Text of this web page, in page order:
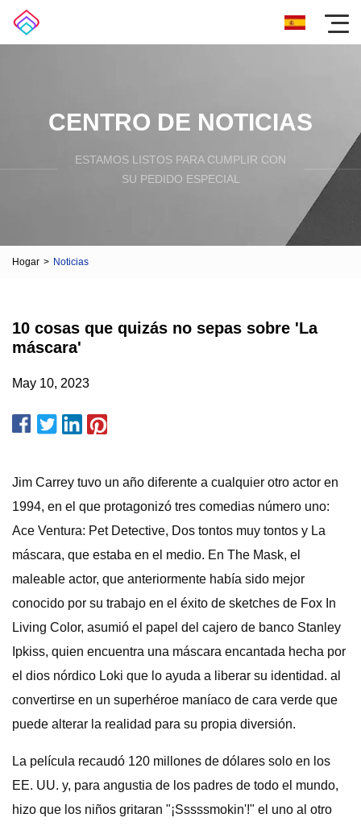
CENTRO DE NOTICIAS
ESTAMOS LISTOS PARA CUMPLIR CON
SU PEDIDO ESPECIAL
Hogar > Noticias
10 cosas que quizás no sepas sobre 'La
máscara'
May 10, 2023
Jim Carrey tuvo un año diferente a cualquier otro actor en
1994, en el que protagonizó tres comedias número uno:
Ace Ventura: Pet Detective, Dos tontos muy tontos y La
máscara, que estaba en el medio. En The Mask, el
maleable actor, que anteriormente había sido mejor
conocido por su trabajo en el éxito de sketches de Fox In
Living Color, asumió el papel del cajero de banco Stanley
Ipkiss, quien encuentra una máscara encantada hecha por
el dios nórdico Loki que lo ayuda a liberar su identidad. al
convertirse en un superhéroe maníaco de cara verde que
puede alterar la realidad para su propia diversión.
La película recaudó 120 millones de dólares solo en los
EE. UU. y, para angustia de los padres de todo el mundo,
hizo que los niños gritaran "¡Sssssmokin'!" el uno al otro